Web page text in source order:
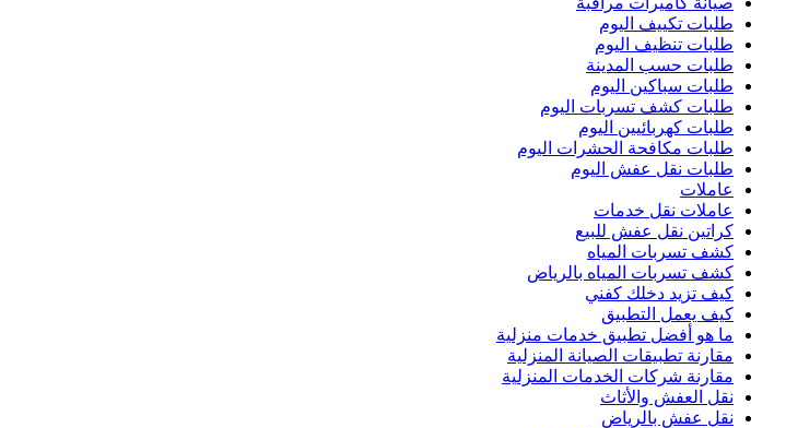
طلبات تكييف اليوم
طلبات تنظيف اليوم
طلبات حسب المدينة
طلبات سباكين اليوم
طلبات كشف تسربات اليوم
طلبات كهربائيين اليوم
طلبات مكافحة الحشرات اليوم
طلبات نقل عفش اليوم
عاملات
عاملات نقل خدمات
كراتين نقل عفش للبيع
كشف تسربات المياه
كشف تسربات المياه بالرياض
كيف تزيد دخلك كفني
كيف يعمل التطبيق
ما هو أفضل تطبيق خدمات منزلية
مقارنة تطبيقات الصيانة المنزلية
مقارنة شركات الخدمات المنزلية
نقل العفش والأثاث
نقل عفش بالرياض